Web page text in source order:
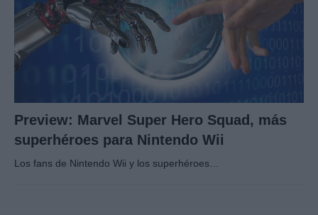
Preview: Marvel Super Hero Squad, más
superhéroes para Nintendo Wii
Los fans de Nintendo Wii y los superhéroes…